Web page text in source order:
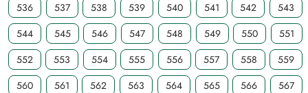
536
537 538 539 540 541 542
543
544
545 546 547 548 549 550
551
552
553 554 555 556 557 558
559
560
561 562 563 564 565 566
567